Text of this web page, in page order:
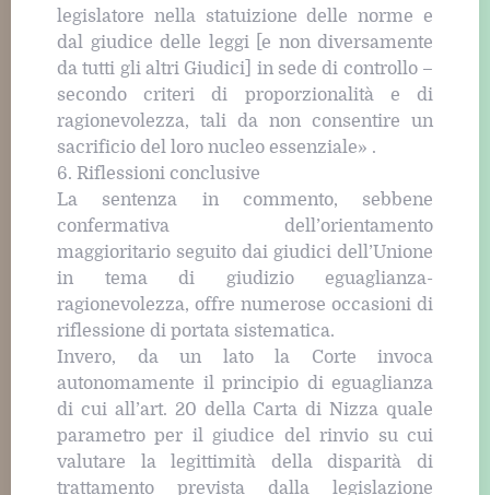
legislatore nella statuizione delle norme e
dal giudice delle leggi [e non diversamente
da tutti gli altri Giudici] in sede di controllo –
secondo criteri di proporzionalità e di
ragionevolezza, tali da non consentire un
sacrificio del loro nucleo essenziale» .
6. Riflessioni conclusive
La sentenza in commento, sebbene
confermativa dell’orientamento
maggioritario seguito dai giudici dell’Unione
in tema di giudizio eguaglianza-
ragionevolezza, offre numerose occasioni di
riflessione di portata sistematica.
Invero, da un lato la Corte invoca
autonomamente il principio di eguaglianza
di cui all’art. 20 della Carta di Nizza quale
parametro per il giudice del rinvio su cui
valutare la legittimità della disparità di
trattamento prevista dalla legislazione